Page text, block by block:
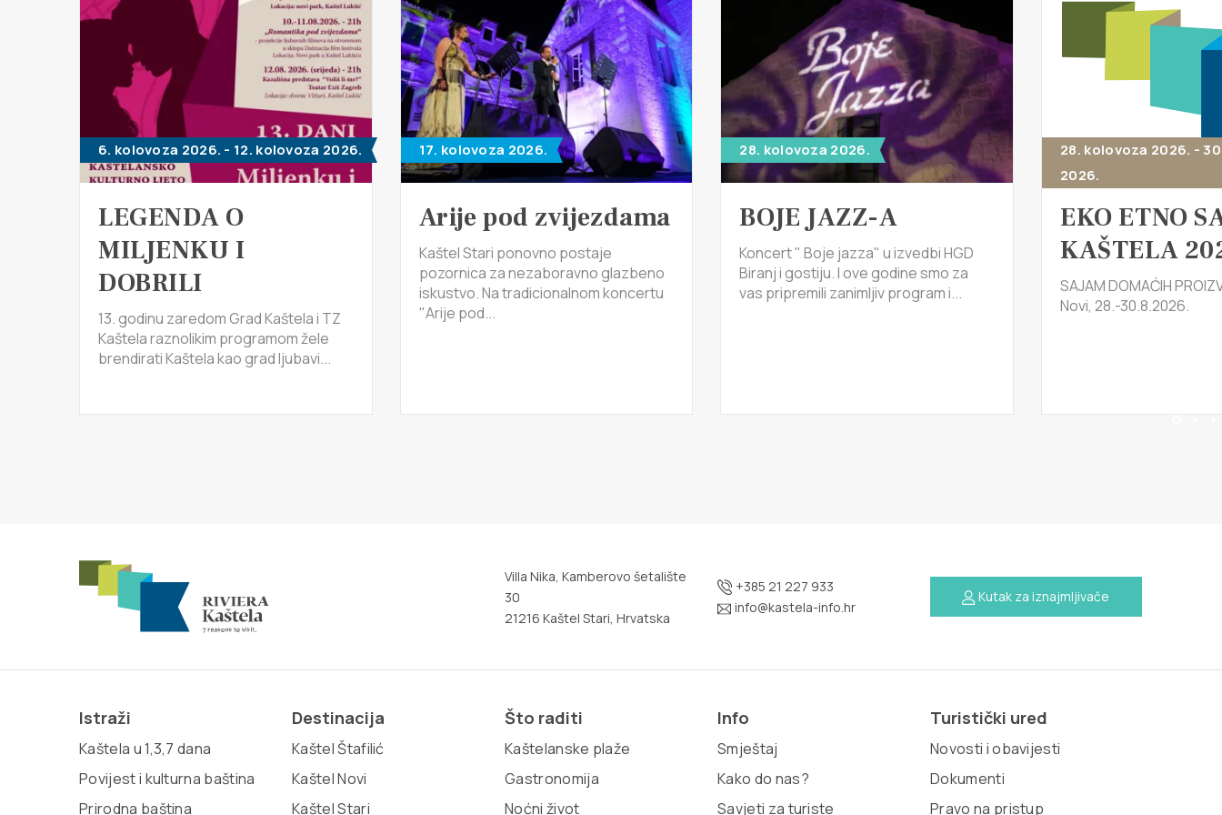
6. kolovoza 2026. - 12. kolovoza 2026.
LEGENDA O
MILJENKU I
DOBRILI
13. godinu zaredom Grad Kaštela i TZ
Kaštela raznolikim programom žele
brendirati Kaštela kao grad ljubavi...
17. kolovoza 2026.
Arije pod zvijezdama
Kaštel Stari ponovno postaje
pozornica za nezaboravno glazbeno
iskustvo. Na tradicionalnom koncertu
"Arije pod...
28. kolovoza 2026.
BOJE JAZZ-A
Koncert " Boje jazza" u izvedbi HGD
Biranj i gostiju. I ove godine smo za
vas pripremili zanimljiv program i...
28. kolovoza 2026. -
2026.
EKO ETNO
KAŠTELA
SAJAM DOMAĆIH
Novi, 28.-30.8.2026.
Villa Nika, Kamberovo šetalište
30
21216 Kaštel Stari, Hrvatska
+385 21 227 933
info@kastela-info.hr
Kutak za iznajmljivače
Istraži
Kaštela u 1,3,7 dana
Povijest i kulturna baština
Prirodna baština
Destinacija
Kaštel Štafilić
Kaštel Novi
Kaštel Stari
Što raditi
Kaštelanske plaže
Gastronomija
Noćni život
Info
Smještaj
Kako do nas?
Savjeti za turiste
Turistički ured
Novosti i obavijesti
Dokumenti
Pravo na pristup